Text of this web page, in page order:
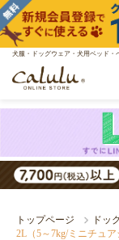
犬服・ドッグウェア・犬用ベッド・
トップページ
ドッ
2L（5～7kg/ミニチュア